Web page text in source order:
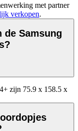
met partner
verkopen.
de Samsung
zijn 75.9 x 158.5 x